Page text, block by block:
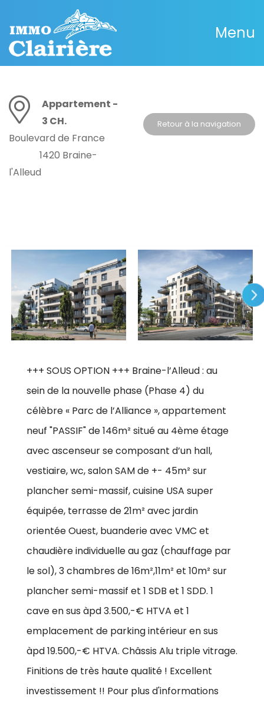
Menu
Appartement -
3 CH.
Boulevard de France
1420 Braine-
l'Alleud
Retour à la navigation
+++ SOUS OPTION +++ Braine-l’Alleud : au
sein de la nouvelle phase (Phase 4) du
célèbre « Parc de l’Alliance », appartement
neuf "PASSIF" de 146m² situé au 4ème étage
avec ascenseur se composant d’un hall,
vestiaire, wc, salon SAM de +- 45m² sur
plancher semi-massif, cuisine USA super
équipée, terrasse de 21m² avec jardin
orientée Ouest, buanderie avec VMC et
chaudière individuelle au gaz (chauffage par
le sol), 3 chambres de 16m²,11m² et 10m² sur
plancher semi-massif et 1 SDB et 1 SDD. 1
cave en sus àpd 3.500,-€ HTVA et 1
emplacement de parking intérieur en sus
àpd 19.500,-€ HTVA. Châssis Alu triple vitrage.
Finitions de très haute qualité ! Excellent
investissement !! Pour plus d'informations